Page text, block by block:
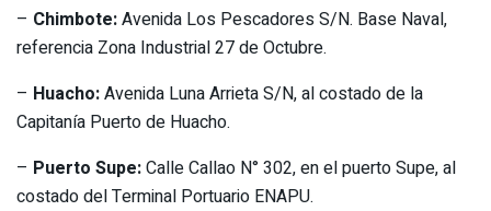
– Chimbote:Avenida Los Pescadores S/N. Base Naval,
referencia Zona Industrial 27 de Octubre.
– Huacho:Avenida Luna Arrieta S/N, al costado de la
Capitanía Puerto de Huacho.
– Puerto Supe:Calle Callao N° 302, en el puerto Supe, al
costado del Terminal Portuario ENAPU.